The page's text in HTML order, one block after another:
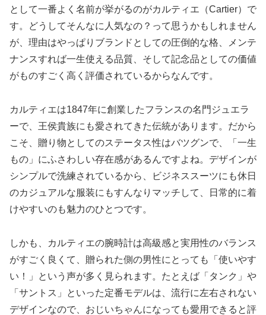
として一番よく名前が挙がるのがカルティエ（Cartier）で
す。どうしてそんなに人気なの？って思うかもしれません
が、理由はやっぱりブランドとしての圧倒的な格、メンテ
ナンスすれば一生使える品質、そして記念品としての価値
がものすごく高く評価されているからなんです。
カルティエは1847年に創業したフランスの名門ジュエラ
ーで、王侯貴族にも愛されてきた伝統があります。だから
こそ、贈り物としてのステータス性はバツグンで、「一生
もの」にふさわしい存在感があるんですよね。デザインが
シンプルで洗練されているから、ビジネススーツにも休日
のカジュアルな服装にもすんなりマッチして、日常的に着
けやすいのも魅力のひとつです。
しかも、カルティエの腕時計は高級感と実用性のバランス
がすごく良くて、贈られた側の男性にとっても「使いやす
い！」という声が多く見られます。たとえば「タンク」や
「サントス」といった定番モデルは、流行に左右されない
デザインなので、おじいちゃんになっても愛用できると評